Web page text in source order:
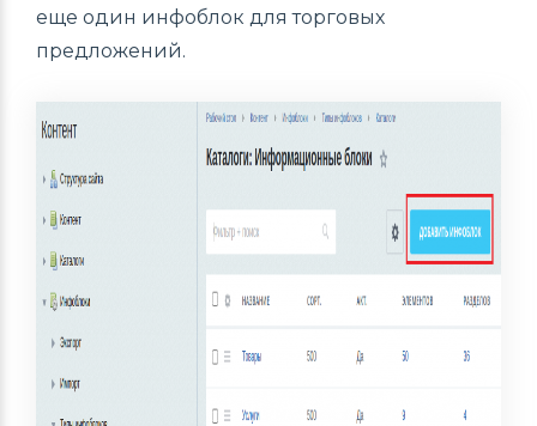
еще один инфоблок для торговых
предложений.